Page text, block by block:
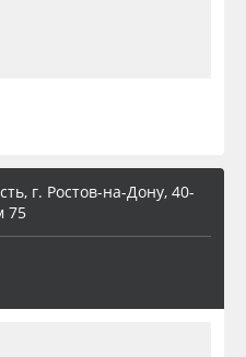
г. Ростов-на-Дону, 40-
75